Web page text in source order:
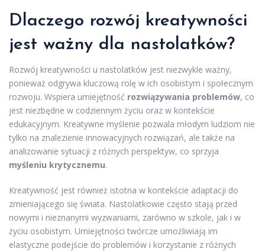
Dlaczego rozwój kreatywności
jest ważny dla nastolatków?
Rozwój kreatywności u nastolatków jest niezwykle ważny,
ponieważ odgrywa kluczową rolę w ich osobistym i społecznym
rozwoju. Wspiera umiejętność rozwiązywania problemów, co
jest niezbędne w codziennym życiu oraz w kontekście
edukacyjnym. Kreatywne myślenie pozwala młodym ludziom nie
tylko na znalezienie innowacyjnych rozwiązań, ale także na
analizowanie sytuacji z różnych perspektyw, co sprzyja
myśleniu krytycznemu.
Kreatywność jest również istotna w kontekście adaptacji do
zmieniającego się świata. Nastolatkowie często stają przed
nowymi i nieznanymi wyzwaniami, zarówno w szkole, jak i w
życiu osobistym. Umiejętności twórcze umożliwiają im
elastyczne podejście do problemów i korzystanie z różnych